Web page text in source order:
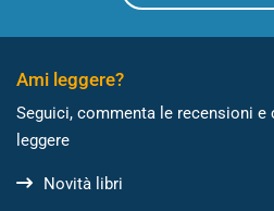
Ami leggere?
Seguici, commenta le recensioni
leggere
Novità libri